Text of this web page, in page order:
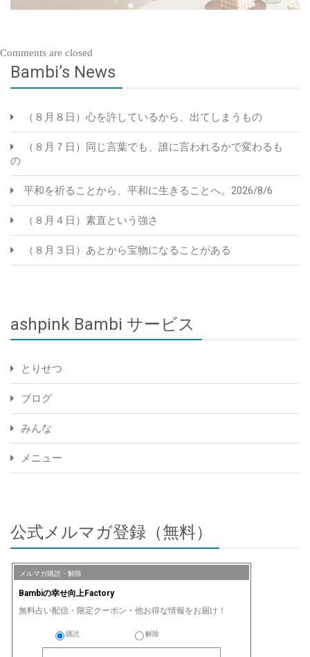
Comments are closed
Bambi’s News
（８月８日）心を許しているから、出てしまうもの
（８月７日）同じ言葉でも、誰に言われるかで変わるも
の
平和を祈ることから、平和に生きることへ。2026/8/6
（８月４日）素直という強さ
（８月３日）あとから宝物になることがある
ashpink Bambi サービス
とりせつ
ブログ
みんな
メニュー
公式メルマガ登録（無料）
メルマガ購読・解除
Bambiの幸せ向上Factory
無料占い配信・限定クーポン・他お得な情報をお届け！
購読 解除